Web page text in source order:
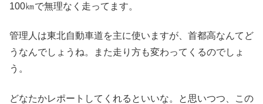
100㎞で無理なく走ってます。
管理人は東北自動車道を主に使いますが、首都高なんてど
うなんでしょうね。また走り方も変わってくるのでしょ
う。
どなたかレポートしてくれるといいな。と思いつつ、この